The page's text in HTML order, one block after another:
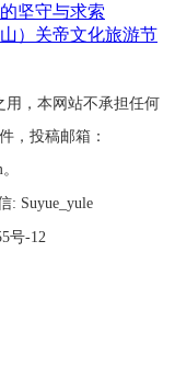
坚守与求索
）关帝文化旅游节
用，本网站不承担任何
，投稿邮箱：
: Suyue_yule
号-12